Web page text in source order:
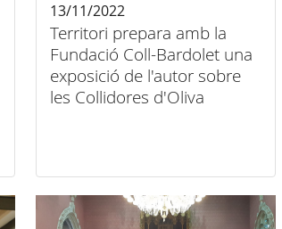
Territori prepara amb la
Fundació Coll-Bardolet una
exposició de l'autor sobre
les Collidores d'Oliva
13/11/2022